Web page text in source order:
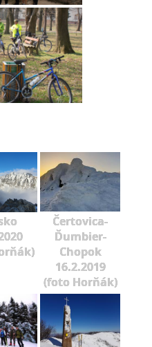
Čertovica-
Ďumbier-
Chopok
16.2.2019
(foto Horňák)